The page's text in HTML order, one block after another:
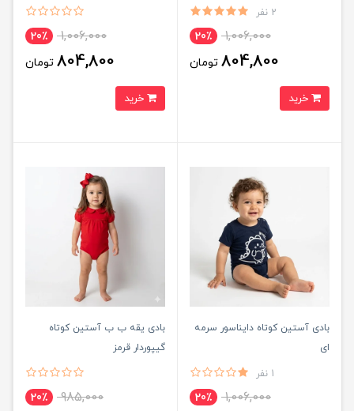
2 نفر
1,006,000 20٪
804,800 تومان
1,006,000 20٪
804,800 تومان
بادی آستین کوتاه دایناسور سرمه
ای
1 نفر
1,006,000 20٪
بادی یقه ب ب آستین کوتاه
گیپوردار قرمز
985,000 20٪